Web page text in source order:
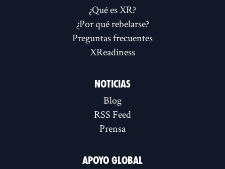
¿Qué es XR?
¿Por qué rebelarse?
Preguntas frecuentes
XReadiness
NOTICIAS
Blog
RSS Feed
Prensa
APOYO GLOBAL